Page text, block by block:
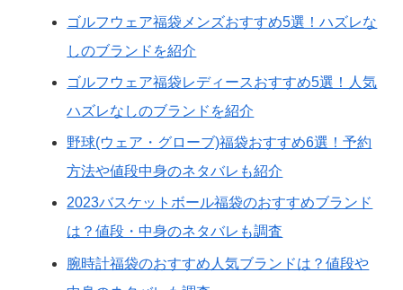
ゴルフウェア福袋メンズおすすめ5選！ハズレな
しのブランドを紹介
ゴルフウェア福袋レディースおすすめ5選！人気
ハズレなしのブランドを紹介
野球(ウェア・グローブ)福袋おすすめ6選！予約
方法や値段中身のネタバレも紹介
2023バスケットボール福袋のおすすめブランド
は？値段・中身のネタバレも調査
腕時計福袋のおすすめ人気ブランドは？値段や